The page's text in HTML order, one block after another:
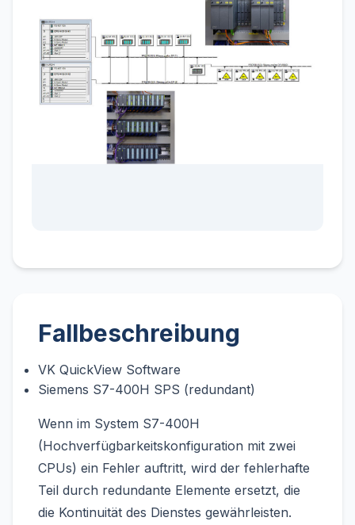
Fallbeschreibung
VK QuickView Software
Siemens S7-400H SPS (redundant)
Wenn im System S7-400H
(Hochverfügbarkeitskonfiguration mit zwei
CPUs) ein Fehler auftritt, wird der fehlerhafte
Teil durch redundante Elemente ersetzt, die
die Kontinuität des Dienstes gewährleisten.